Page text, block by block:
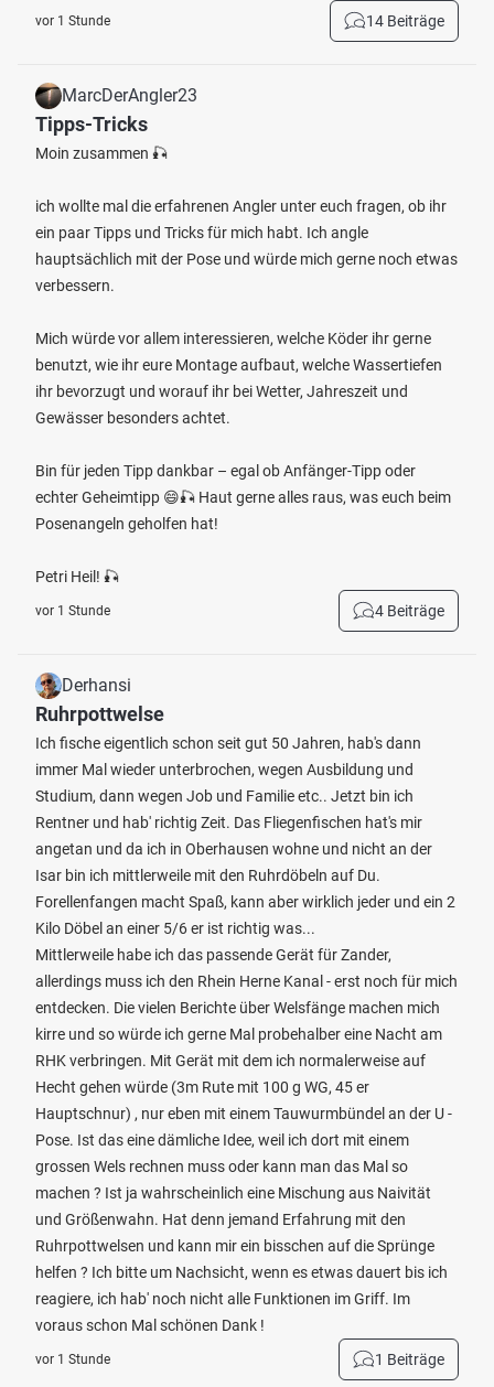
vor 1 Stunde 14 Beiträge
MarcDerAngler23
Tipps-Tricks
Moin zusammen 🎣
ich wollte mal die erfahrenen Angler unter euch fragen, ob ihr
ein paar Tipps und Tricks für mich habt. Ich angle
hauptsächlich mit der Pose und würde mich gerne noch etwas
verbessern.
Mich würde vor allem interessieren, welche Köder ihr gerne
benutzt, wie ihr eure Montage aufbaut, welche Wassertiefen
ihr bevorzugt und worauf ihr bei Wetter, Jahreszeit und
Gewässer besonders achtet.
Bin für jeden Tipp dankbar – egal ob Anfänger-Tipp oder
echter Geheimtipp 😄🎣 Haut gerne alles raus, was euch beim
Posenangeln geholfen hat!
Petri Heil! 🎣
vor 1 Stunde 4 Beiträge
Derhansi
Ruhrpottwelse
Ich fische eigentlich schon seit gut 50 Jahren, hab's dann
immer Mal wieder unterbrochen, wegen Ausbildung und
Studium, dann wegen Job und Familie etc.. Jetzt bin ich
Rentner und hab' richtig Zeit. Das Fliegenfischen hat's mir
angetan und da ich in Oberhausen wohne und nicht an der
Isar bin ich mittlerweile mit den Ruhrdöbeln auf Du.
Forellenfangen macht Spaß, kann aber wirklich jeder und ein 2
Kilo Döbel an einer 5/6 er ist richtig was...
Mittlerweile habe ich das passende Gerät für Zander,
allerdings muss ich den Rhein Herne Kanal - erst noch für mich
entdecken. Die vielen Berichte über Welsfänge machen mich
kirre und so würde ich gerne Mal probehalber eine Nacht am
RHK verbringen. Mit Gerät mit dem ich normalerweise auf
Hecht gehen würde (3m Rute mit 100 g WG, 45 er
Hauptschnur) , nur eben mit einem Tauwurmbündel an der U -
Pose. Ist das eine dämliche Idee, weil ich dort mit einem
grossen Wels rechnen muss oder kann man das Mal so
machen ? Ist ja wahrscheinlich eine Mischung aus Naivität
und Größenwahn. Hat denn jemand Erfahrung mit den
Ruhrpottwelsen und kann mir ein bisschen auf die Sprünge
helfen ? Ich bitte um Nachsicht, wenn es etwas dauert bis ich
reagiere, ich hab' noch nicht alle Funktionen im Griff. Im
voraus schon Mal schönen Dank !
vor 1 Stunde 1 Beiträge